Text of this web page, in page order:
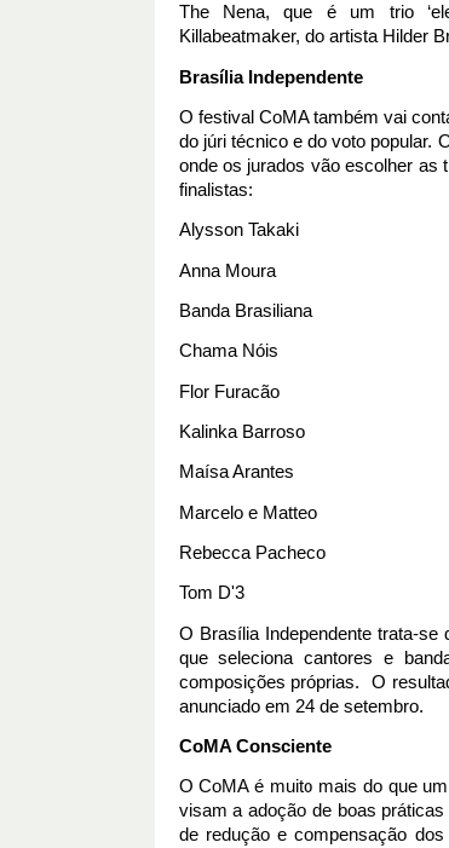
The Nena, que é um trio
Killabeatmaker, do artista Hilder
Brasília Independente
O festival CoMA também vai
do júri técnico e do voto popular.
onde os jurados vão escolher as
finalistas:
Alysson Takaki
Anna Moura
Banda Brasiliana
Chama Nóis
Flor Furacão
Kalinka Barroso
Maísa Arantes
Marcelo e Matteo
Rebecca Pacheco
Tom D'3
O Brasília Independente trata-
que seleciona cantores e
composições próprias.  O
anunciado em 24 de setembro.
CoMA Consciente
O CoMA é muito mais do que
visam a adoção de boas
de redução e compensação